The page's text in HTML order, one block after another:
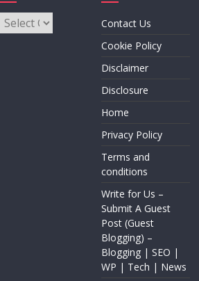
Categories
Contact Us
Cookie Policy
Disclaimer
Disclosure
Home
Privacy Policy
Terms and
conditions
Write for Us –
Submit A Guest
Post (Guest
Blogging) –
Blogging | SEO |
WP | Tech | News